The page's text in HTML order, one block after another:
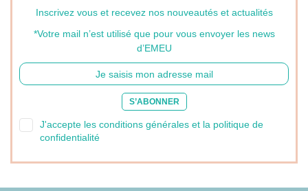
Inscrivez vous et recevez nos nouveautés et actualités
*Votre mail n’est utilisé que pour vous envoyer les news
d’EMEU
S’ABONNER
J'accepte les conditions générales et la politique de
confidentialité